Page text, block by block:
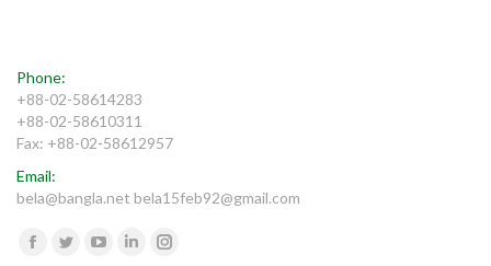
Phone:
+88-02-58614283
+88-02-58610311
Fax: +88-02-58612957
Email:
bela@bangla.net bela15feb92@gmail.com
Find us on:
YouTubeLinkedinInstagram